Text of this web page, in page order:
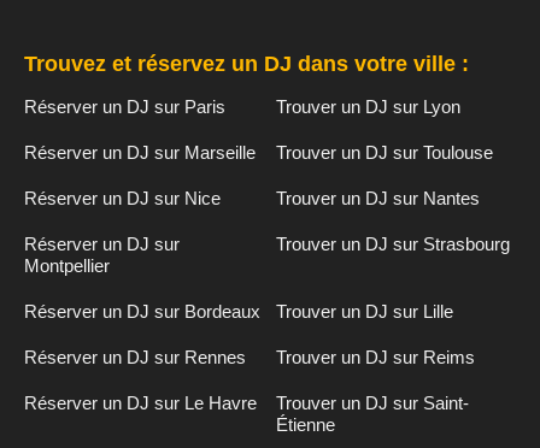
Trouvez et réservez un DJ dans votre ville :
Réserver un DJ sur Paris Trouver un DJ sur Lyon
Réserver un DJ sur Marseille Trouver un DJ sur Toulouse
Réserver un DJ sur Nice Trouver un DJ sur Nantes
Réserver un DJ sur
Montpellier
Trouver un DJ sur Strasbourg
Réserver un DJ sur Bordeaux Trouver un DJ sur Lille
Réserver un DJ sur Rennes Trouver un DJ sur Reims
Réserver un DJ sur Le Havre
Trouver un DJ sur Saint-
Étienne